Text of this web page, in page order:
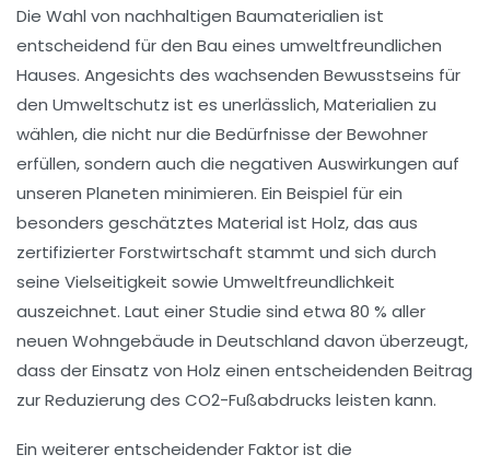
Die Wahl von nachhaltigen Baumaterialien ist
entscheidend für den Bau eines umweltfreundlichen
Hauses. Angesichts des wachsenden Bewusstseins für
den Umweltschutz ist es unerlässlich, Materialien zu
wählen, die nicht nur die Bedürfnisse der Bewohner
erfüllen, sondern auch die negativen Auswirkungen auf
unseren Planeten minimieren. Ein Beispiel für ein
besonders geschätztes Material ist Holz, das aus
zertifizierter Forstwirtschaft stammt und sich durch
seine Vielseitigkeit sowie Umweltfreundlichkeit
auszeichnet. Laut einer Studie sind etwa 80 % aller
neuen Wohngebäude in Deutschland davon überzeugt,
dass der Einsatz von Holz einen entscheidenden Beitrag
zur Reduzierung des CO2-Fußabdrucks leisten kann.
Ein weiterer entscheidender Faktor ist die